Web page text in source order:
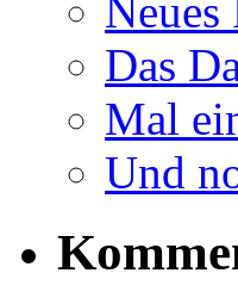
Neues
Das
Mal
Und